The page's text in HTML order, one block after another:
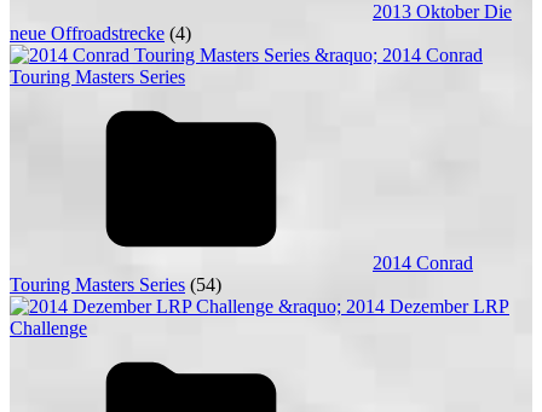
2013 Oktober Die
neue Offroadstrecke (4)
2014 Conrad
Touring Masters Series (54)